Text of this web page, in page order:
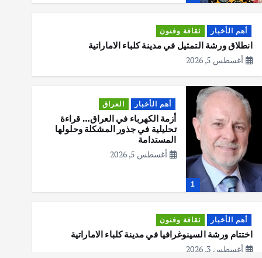
أهم الأخبار ثقافة وفنون
انطلاق ورشة التمثيل في مدينة كلباء الاماراتية
أغسطس 5, 2026
1
أهم الأخبار العراق
أزمة الكهرباء في العراق… قراءة
تحليلية في جذور المشكلة وحلولها
المستدامة
أغسطس 5, 2026
أهم الأخبار ثقافة وفنون
اختتام ورشة السينوغرافيا في مدينة كلباء الاماراتية
أغسطس 3, 2026